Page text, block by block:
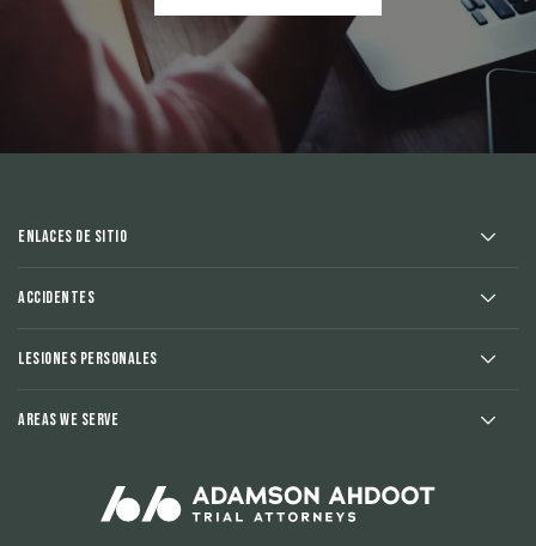
Enlaces de sitio
Accidentes
Lesiones Personales
Areas We Serve